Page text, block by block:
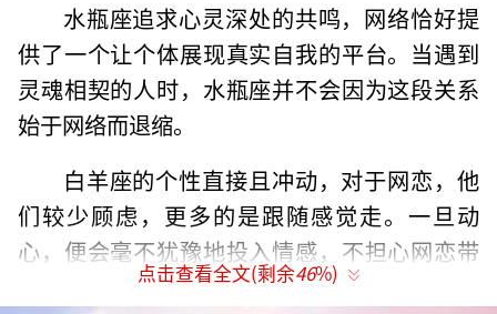
水瓶座追求心灵深处的共鸣，网络恰好提
供了一个让个体展现真实自我的平台。当遇到
灵魂相契的人时，水瓶座并不会因为这段关系
始于网络而退缩。
白羊座的个性直接且冲动，对于网恋，他
们较少顾虑，更多的是跟随感觉走。一旦动
心，便会毫不犹豫地投入情感，不担心网恋带
点击查看全文(剩余46%)